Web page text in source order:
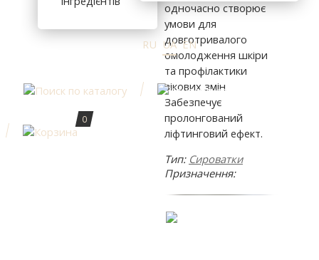
RU UA EN
0
одночасно створює
умови для
довготривалого
омолодження шкіри
та профілактики
вікових змін.
Забезпечує
пролонгований
ліфтинговий ефект.
Тип: Сироватки
Призначення: